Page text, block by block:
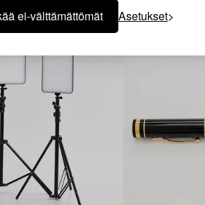
ei-välttämättömät Asetukset
katsomia kohteita